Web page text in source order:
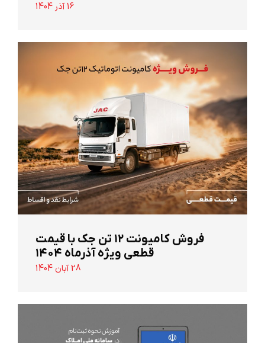
16 آذر 1404
‌فروش کامیونت ۱۲ تن جک با قیمت
قطعی ویژه آذرماه ۱۴۰۴
28 آبان 1404